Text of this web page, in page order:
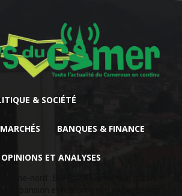
& SOCIÉTÉ
BANQUES & FINANCE
OPINIONS ET ANALYSES